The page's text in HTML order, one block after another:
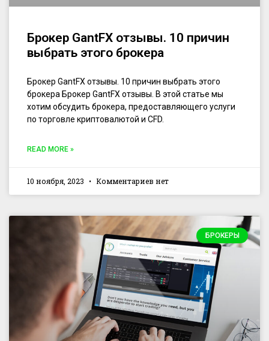
Брокер GantFX отзывы. 10 причин
выбрать этого брокера
Брокер GantFX отзывы. 10 причин выбрать этого
брокера Брокер GantFX отзывы. В этой статье мы
хотим обсудить брокера, предоставляющего услуги
по торговле криптовалютой и CFD.
READ MORE »
10 ноября, 2023 Комментариев нет
БРОКЕРЫ